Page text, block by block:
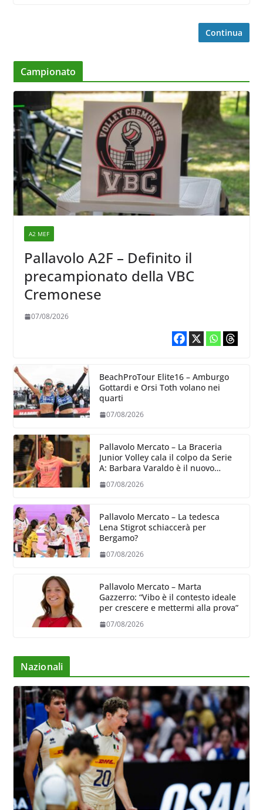
Continua
Campionato
A2 MEF
Pallavolo A2F – Definito il
precampionato della VBC
Cremonese
07/08/2026
BeachProTour Elite16 – Amburgo
Gottardi e Orsi Toth volano nei
quarti
07/08/2026
Pallavolo Mercato – La Braceria
Junior Volley cala il colpo da Serie
A: Barbara Varaldo è il nuovo
07/08/2026
Pallavolo Mercato – La tedesca
Lena Stigrot schiaccerà per
Bergamo?
07/08/2026
Pallavolo Mercato – Marta
Gazzerro: “Vibo è il contesto ideale
per crescere e mettermi alla prova”
07/08/2026
Nazionali